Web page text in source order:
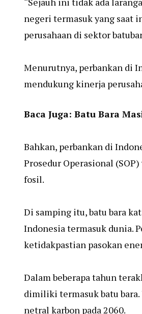
negeri termasuk yang saat
perusahaan di sektor
Menurutnya, perbankan di
mendukung kinerja
Baca Juga: Batu Bara
Bahkan, perbankan di
Prosedur Operasional
fosil.
Di samping itu, batu bara
Indonesia termasuk dunia.
ketidakpastian pasokan
Dalam beberapa tahun
dimiliki termasuk batu
netral karbon pada 2060.